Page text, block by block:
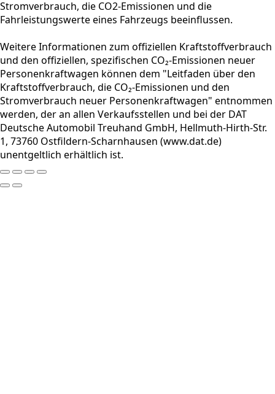
Stromverbrauch, die CO2-Emissionen und die
Fahrleistungswerte eines Fahrzeugs beeinflussen.
Weitere Informationen zum offiziellen Kraftstoffverbrauch
und den offiziellen, spezifischen CO₂-Emissionen neuer
Personenkraftwagen können dem "Leitfaden über den
Kraftstoffverbrauch, die CO₂-Emissionen und den
Stromverbrauch neuer Personenkraftwagen" entnommen
werden, der an allen Verkaufsstellen und bei der DAT
Deutsche Automobil Treuhand GmbH, Hellmuth-Hirth-Str.
1, 73760 Ostfildern-Scharnhausen (www.dat.de)
unentgeltlich erhältlich ist.